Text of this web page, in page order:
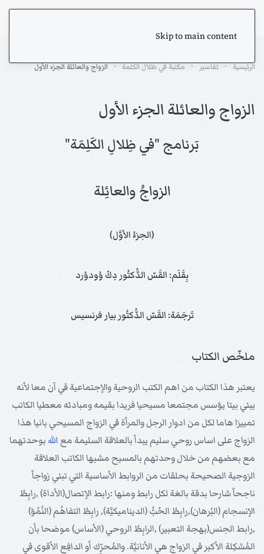
Skip to main content
الرئيسية تفاسير مكتبة في ظلال الكلمة الزواج والعائلة الجزء الأول
الزواج والعائلة الجزء الأول
بَرنامج "في ظِلالِ الكَلِمَة"
الزواجُ والعائِلة
(الجزءُ الأوَّل)
بِقَلَم: القَسّ الدُّكتُور دِكْ وُودوُرد
تَرجَمَة: القَسّ الدُّكتُور بيار فرنسيس
ملخّص الكتاب
يعتبر هذا الكتاب من اهم الكتب الروحية والإجتماعية في آن معا لأنه
يبني بيتا يؤسس مجتمعا مسيحيا فريدا بقيمه ومبادئه معطيا الكاتب
تمييزا هاما لكل من ادوار الرجل والمرأة في الزواج المسيحي بانيا هذا
الزواج على اساس روحي سليم يبدأ بالعلاقة السليمة مع الله بوحدتهما
مع بعضهم من خلال وحدتهم بالمسيح مشبها الكاتب العلاقة
الزوجية الصحيحة بحلقات من الروابط الأساسية التي تبني زواجاً
ناجحاً شارحا بدقة بالغة لكل رابط ومنها :رابط الإتصال(الأداة) ,رابِطُ
الإنسجام (البُرهان),رابِطُ الحُبُّ (الديناميكيَّة), رابِطُ التفاهُم (النُمُوّ)
,رابط الجنس(بهجة التعبير) ,الرابِطُ الروحي (الأساس) موضحا بأن
المُشكِلة الأكبر في الزواج هي الأنانيَّة. والمُحرِّك أو الدافِع الأقوى في